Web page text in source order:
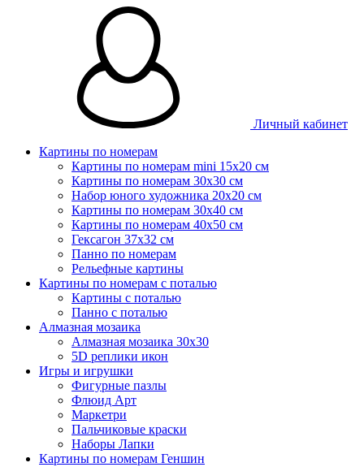
Личный кабинет
Картины по номерам
Картины по номерам mini 15х20 см
Картины по номерам 30x30 см
Набор юного художника 20х20 см
Картины по номерам 30х40 см
Картины по номерам 40х50 см
Гексагон 37х32 см
Панно по номерам
Рельефные картины
Картины по номерам с поталью
Картины с поталью
Панно с поталью
Алмазная мозаика
Алмазная мозаика 30х30
5D реплики икон
Игры и игрушки
Фигурные пазлы
Флюид Арт
Маркетри
Пальчиковые краски
Наборы Лапки
Картины по номерам Геншин